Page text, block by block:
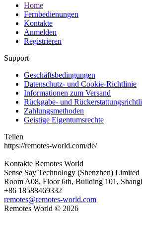
Home
Fernbedienungen
Kontakte
Anmelden
Registrieren
Support
Geschäftsbedingungen
Datenschutz- und Cookie-Richtlinie
Informationen zum Versand
Rückgabe- und
Zahlungsmethoden
Geistige Eigentumsrechte
Teilen
https://remotes-world.com/de/
Kontakte Remotes World
Sense Say Technology (Shenzhen) Limited
Room A08, Floor 6th, Building 101,
+86 18588469332
remotes@remotes-world.com
Remotes World © 2026